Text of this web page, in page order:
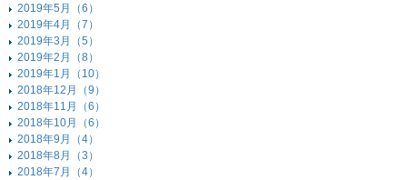
2019年5月（6）
2019年4月（7）
2019年3月（5）
2019年2月（8）
2019年1月（10）
2018年12月（9）
2018年11月（6）
2018年10月（6）
2018年9月（4）
2018年8月（3）
2018年7月（4）